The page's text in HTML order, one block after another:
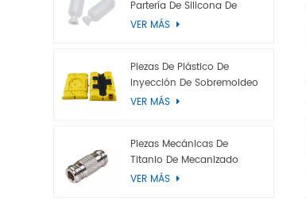
Partería De Silicona De
Grado Médico
VER MÁS
Piezas De Plástico De
Inyección De Sobremoldeo
VER MÁS
Piezas Mecánicas De
Titanio De Mecanizado
CNC Personalizadas
VER MÁS